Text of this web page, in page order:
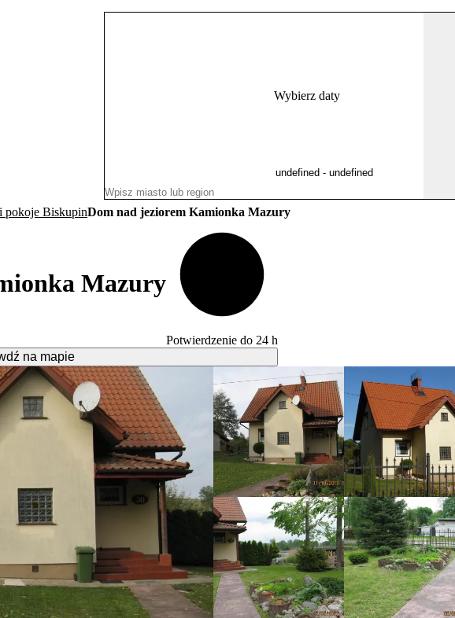
Wybierz daty
pokoje BiskupinDom nad jeziorem Kamionka Mazury
Mazury
Potwierdzenie do 24 h
na mapie